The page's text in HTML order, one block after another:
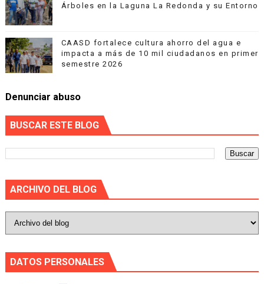
Árboles en la Laguna La Redonda y su Entorno
CAASD fortalece cultura ahorro del agua e
impacta a más de 10 mil ciudadanos en primer
semestre 2026
Denunciar abuso
BUSCAR ESTE BLOG
ARCHIVO DEL BLOG
DATOS PERSONALES